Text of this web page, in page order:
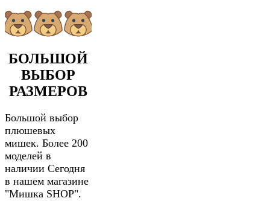
БОЛЬШОЙ
ВЫБОР
РАЗМЕРОВ
Большой выбор
плюшевых
мишек. Более 200
моделей в
наличии Сегодня
в нашем магазине
"Мишка SHOP".